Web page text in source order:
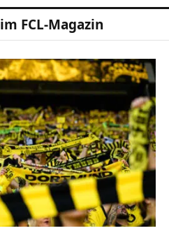
im FCL-Magazin